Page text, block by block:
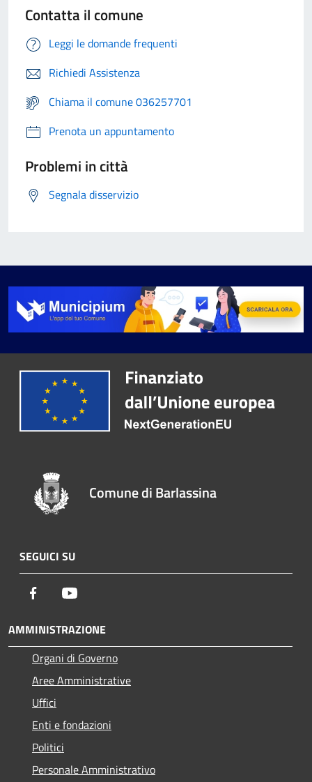
Contatta il comune
Leggi le domande frequenti
Richiedi Assistenza
Chiama il comune 036257701
Prenota un appuntamento
Problemi in città
Segnala disservizio
Comune di Barlassina
SEGUICI SU
Facebook
AMMINISTRAZIONE
Organi di Governo
Aree Amministrative
Uffici
Enti e fondazioni
Politici
Personale Amministrativo